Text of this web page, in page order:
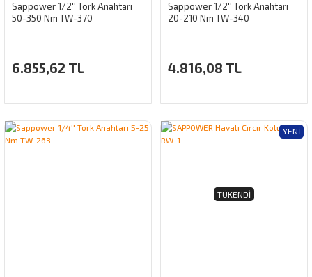
Sappower 1/2'' Tork Anahtarı
50-350 Nm TW-370
6.855,62 TL
Sappower 1/2'' Tork Anahtarı
20-210 Nm TW-340
4.816,08 TL
YENI
TÜKENDI